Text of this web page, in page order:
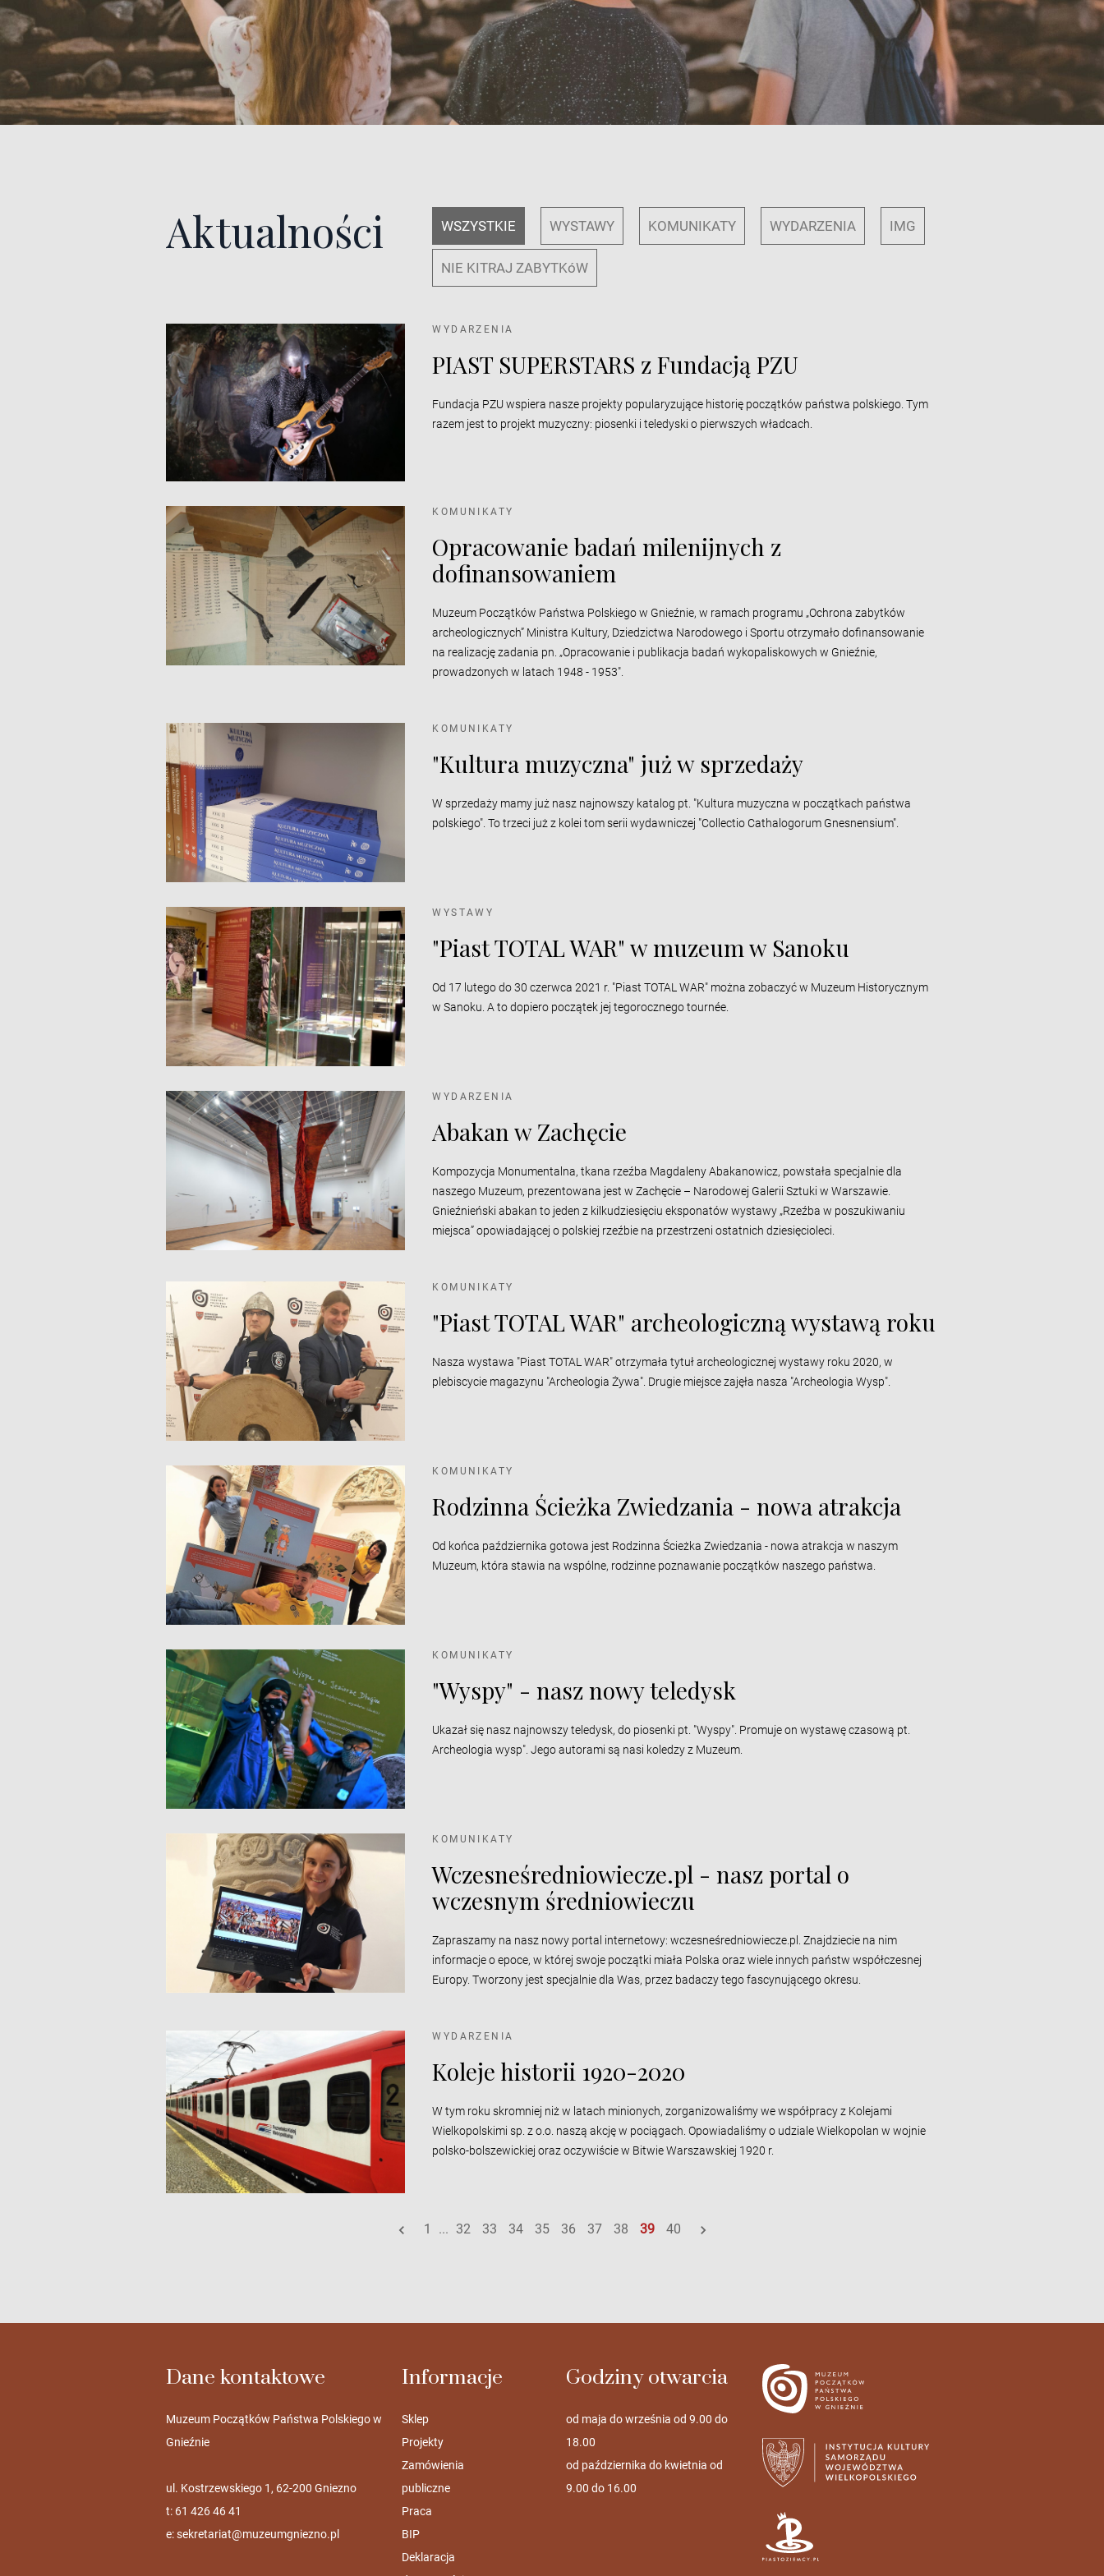
Aktualności WSZYSTKIE WYSTAWY KOMUNIKATY WYDARZENIA IMG
NIE KITRAJ ZABYTKóW
WYDARZENIA
PIAST SUPERSTARS z Fundacją PZU
Fundacja PZU wspiera nasze projekty popularyzujące historię początków państwa polskiego. Tym
razem jest to projekt muzyczny: piosenki i teledyski o pierwszych władcach.
KOMUNIKATY
Opracowanie badań milenijnych z
dofinansowaniem
Muzeum Początków Państwa Polskiego w Gnieźnie, w ramach programu „Ochrona zabytków
archeologicznych” Ministra Kultury, Dziedzictwa Narodowego i Sportu otrzymało dofinansowanie
na realizację zadania pn. „Opracowanie i publikacja badań wykopaliskowych w Gnieźnie,
prowadzonych w latach 1948 - 1953".
KOMUNIKATY
"Kultura muzyczna" już w sprzedaży
W sprzedaży mamy już nasz najnowszy katalog pt. "Kultura muzyczna w początkach państwa
polskiego". To trzeci już z kolei tom serii wydawniczej "Collectio Cathalogorum Gnesnensium".
WYSTAWY
"Piast TOTAL WAR" w muzeum w Sanoku
Od 17 lutego do 30 czerwca 2021 r. "Piast TOTAL WAR" można zobaczyć w Muzeum Historycznym
w Sanoku. A to dopiero początek jej tegorocznego tournée.
WYDARZENIA
Abakan w Zachęcie
Kompozycja Monumentalna, tkana rzeźba Magdaleny Abakanowicz, powstała specjalnie dla
naszego Muzeum, prezentowana jest w Zachęcie – Narodowej Galerii Sztuki w Warszawie.
Gnieźnieński abakan to jeden z kilkudziesięciu eksponatów wystawy „Rzeźba w poszukiwaniu
miejsca” opowiadającej o polskiej rzeźbie na przestrzeni ostatnich dziesięcioleci.
KOMUNIKATY
"Piast TOTAL WAR" archeologiczną wystawą roku
Nasza wystawa "Piast TOTAL WAR" otrzymała tytuł archeologicznej wystawy roku 2020, w
plebiscycie magazynu "Archeologia Żywa". Drugie miejsce zajęła nasza "Archeologia Wysp".
KOMUNIKATY
Rodzinna Ścieżka Zwiedzania - nowa atrakcja
Od końca października gotowa jest Rodzinna Ścieżka Zwiedzania - nowa atrakcja w naszym
Muzeum, która stawia na wspólne, rodzinne poznawanie początków naszego państwa.
KOMUNIKATY
"Wyspy" - nasz nowy teledysk
Ukazał się nasz najnowszy teledysk, do piosenki pt. "Wyspy". Promuje on wystawę czasową pt.
Archeologia wysp". Jego autorami są nasi koledzy z Muzeum.
KOMUNIKATY
Wczesneśredniowiecze.pl - nasz portal o
wczesnym średniowieczu
Zapraszamy na nasz nowy portal internetowy: wczesneśredniowiecze.pl. Znajdziecie na nim
informacje o epoce, w której swoje początki miała Polska oraz wiele innych państw współczesnej
Europy. Tworzony jest specjalnie dla Was, przez badaczy tego fascynującego okresu.
WYDARZENIA
Koleje historii 1920-2020
W tym roku skromniej niż w latach minionych, zorganizowaliśmy we współpracy z Kolejami
Wielkopolskimi sp. z o.o. naszą akcję w pociągach. Opowiadaliśmy o udziale Wielkopolan w wojnie
polsko-bolszewickiej oraz oczywiście w Bitwie Warszawskiej 1920 r.
1 ... 32 33 34 35 36 37 38 39 40
Dane kontaktowe
Muzeum Początków Państwa Polskiego w
Gnieźnie
ul. Kostrzewskiego 1, 62-200 Gniezno
t: 61 426 46 41
e:sekretariat@muzeumgniezno.pl
Informacje
Sklep
Projekty
Zamówienia
publiczne
Praca
BIP
Deklaracja
Godziny otwarcia
od maja do września od 9.00 do
18.00
od października do kwietnia od
9.00 do 16.00